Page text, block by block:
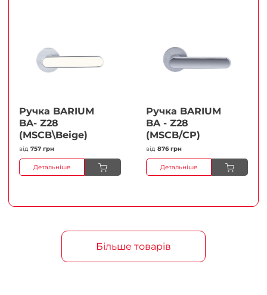
Ручка BARIUM
BA- Z28
(MSCB\Beige)
від 757 грн
Детальніше
Ручка BARIUM
BA - Z28
(MSCB/CP)
від 876 грн
Детальніше
Більше товарів